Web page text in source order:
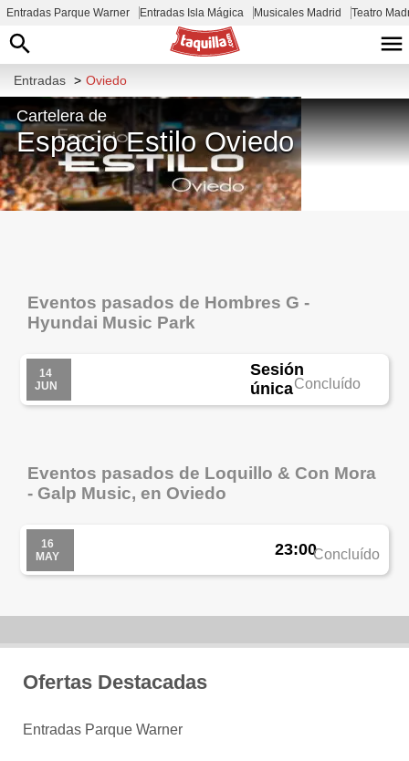
Entradas Parque Warner Entradas Isla Mágica Musicales Madrid Teatro
Entradas > Oviedo
Cartelera de
Espacio Estilo Oviedo
Eventos pasados de Hombres G -
Hyundai Music Park
14
JUN
Sesión
únicaConcluído
Eventos pasados de Loquillo & Con Mora
- Galp Music, en Oviedo
16
MAY
23:00Concluído
Ofertas Destacadas
Entradas Parque Warner